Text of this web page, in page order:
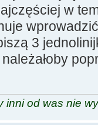
w
3
inni od was nie